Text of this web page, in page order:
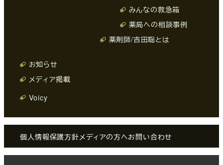
みんなの救急箱
薬局への相談事例
薬剤師/吉田聡とは
お知らせ
メディア掲載
Voicy
個人情報保護方針メディアの方へお問い合わせ